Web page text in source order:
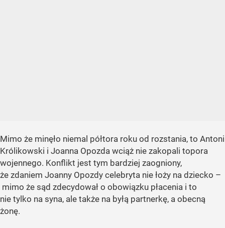
Mimo że minęło niemal półtora roku od rozstania, to Antoni
Królikowski i Joanna Opozda wciąż nie zakopali topora
wojennego. Konflikt jest tym bardziej zaogniony,
że zdaniem Joanny Opozdy celebryta nie łoży na dziecko –
mimo że sąd zdecydował o obowiązku płacenia i to
nie tylko na syna, ale także na byłą partnerkę, a obecną
żonę.